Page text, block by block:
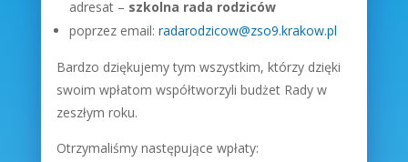
adresat – szkolna rada rodziców
poprzez email: radarodzicow@zso9.krakow.pl
Bardzo dziękujemy tym wszystkim, którzy dzięki
swoim wpłatom współtworzyli budżet Rady w
zeszłym roku.
Otrzymaliśmy następujące wpłaty: